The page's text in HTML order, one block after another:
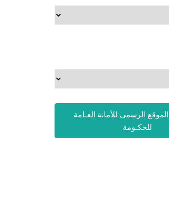
الرسمي للأمانة العـامة
للحكـومة